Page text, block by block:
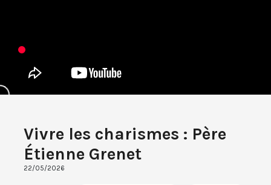
Vivre les charismes : Père
Étienne Grenet
22/05/2026